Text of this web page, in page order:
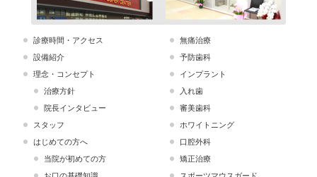
診療時間・アクセス
設備紹介
理念・コンセプト
治療方針
院長インタビュー
スタッフ
はじめての方へ
当院が初めての方
お口の基礎知識
無痛治療
予防歯科
インプラント
入れ歯
審美歯科
ホワイトニング
口腔外科
矯正治療
スポーツマウスガード